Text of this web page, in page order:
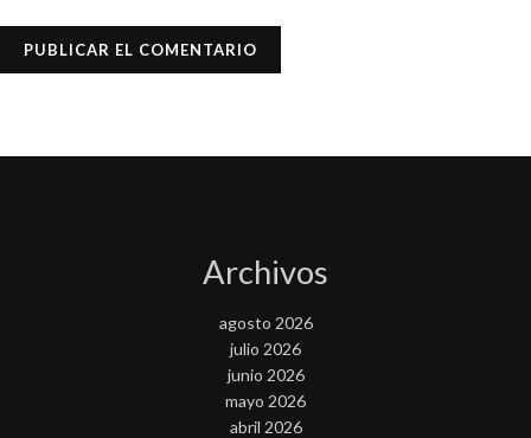
Archivos
agosto 2026
julio 2026
junio 2026
mayo 2026
abril 2026